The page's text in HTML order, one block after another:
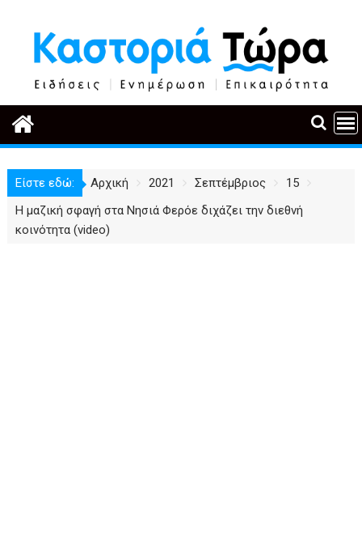
περιεχόμενο
Είστε εδώ: Αρχική 2021 Σεπτέμβριος
15
Η μαζική σφαγή στα Νησιά Φερόε διχάζει την διεθνή
κοινότητα (video)